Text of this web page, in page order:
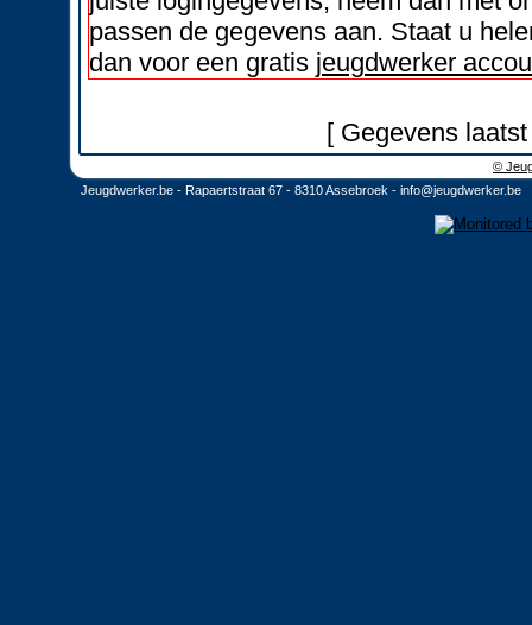
passen de gegevens aan. Staat u
dan voor een gratis jeugdwerker
[ Gegevens
©
Jeugdwerker.be - Rapaertstraat 67 - 8310 Assebroek - info@jeugdwerker.be